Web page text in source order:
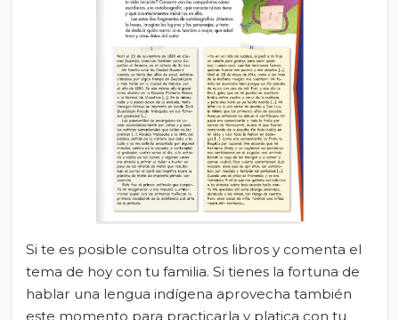
Si te es posible consulta otros libros y comenta el
tema de hoy con tu familia. Si tienes la fortuna de
hablar una lengua indígena aprovecha también
este momento para practicarla y platica con tu